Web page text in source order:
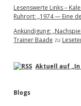
Lesenswerte Links –
Ruhrort: „1974 — Eine
Ankündigung:
Trainer Baade zu
Aktuell auf
Blogs